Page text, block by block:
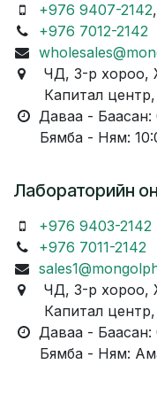
+976 9407-2142,
+976 7012-2142
ЧД, 3-р хороо,
Капитал центр,
Даваа - Баасан:
Бямба - Ням:
Лабораторийн
+976 9403-2142
+976 7011-2142
ЧД, 3-р хороо,
Капитал центр,
Даваа - Баасан:
Бямба - Ням: